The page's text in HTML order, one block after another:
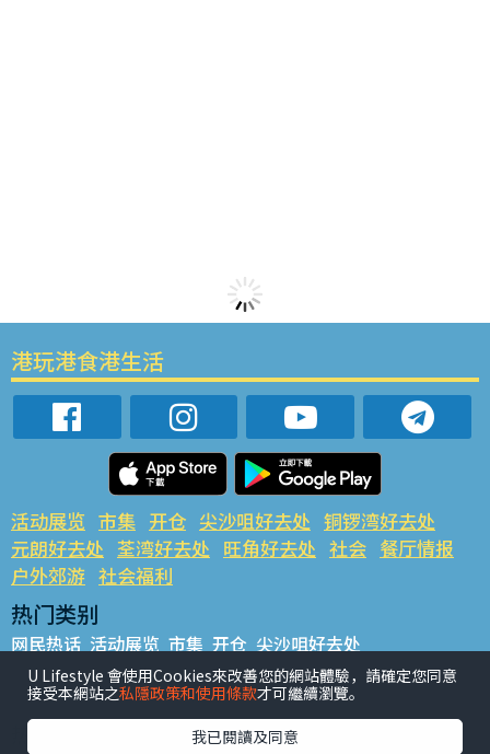
港玩港食港生活
活动展览 市集 开仓 尖沙咀好去处 铜锣湾好去处
元朗好去处 荃湾好去处 旺角好去处 社会 餐厅情报
户外郊游 社会福利
热门类别
网民热话 活动展览 市集 开仓 尖沙咀好去处
铜锣湾好去处 元朗好去处 荃湾好去处 旺角好去处 社会
餐厅情报 户外郊游
热门标签
U Lifestyle 會使用Cookies來改善您的網站體驗，請確定您同意
接受本網站之私隱政策和使用條款才可繼續瀏覽。
我已閱讀及同意